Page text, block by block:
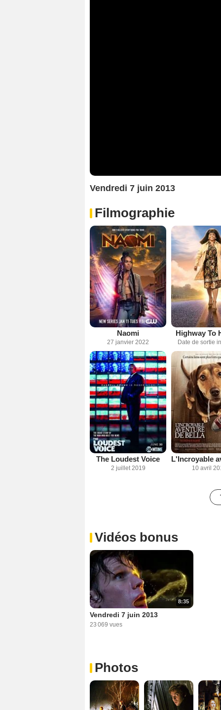
Vendredi 7 juin 2013
Filmographie
Naomi
27 janvier 2022
Highway To
Date de sortie
The Loudest Voice
2 juillet 2019 10 avril
Vidéos bonus
8:35
Vendredi 7 juin 2013
23 069 vues
Photos